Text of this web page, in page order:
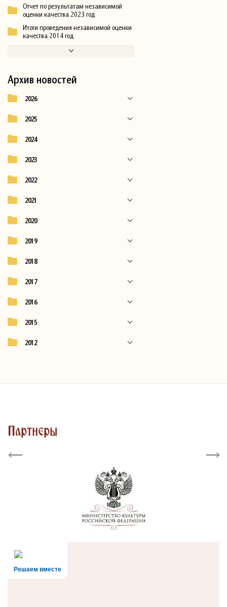
Отчет по результатам независимой
оценки качества 2023 год
Итоги проведения независимой оценки
качества 2014 год
Архив новостей
2026
2025
2024
2023
2022
2021
2020
2019
2018
2017
2016
2015
2012
Партнеры
Previous Next
Решаем вместе